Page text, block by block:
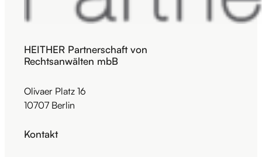
HEITHER Partnerschaft von
Rechtsanwälten mbB
Olivaer Platz 16
10707 Berlin
Kontakt